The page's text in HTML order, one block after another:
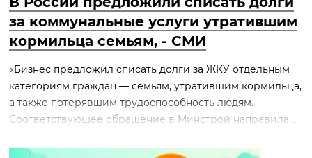
за коммунальные услуги утратившим
кормильца семьям, - СМИ
«Бизнес предложил списать долги за ЖКУ отдельным
категориям граждан — семьям, утратившим кормильца,
а также потерявшим трудоспособность людям.
Соответствующее обращение в Минстрой направила...